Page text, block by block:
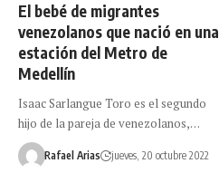
El bebé de migrantes
venezolanos que nació en una
estación del Metro de
Medellín
Isaac Sarlangue Toro es el segundo
hijo de la pareja de venezolanos,…
Rafael Arias jueves, 20 octubre 2022